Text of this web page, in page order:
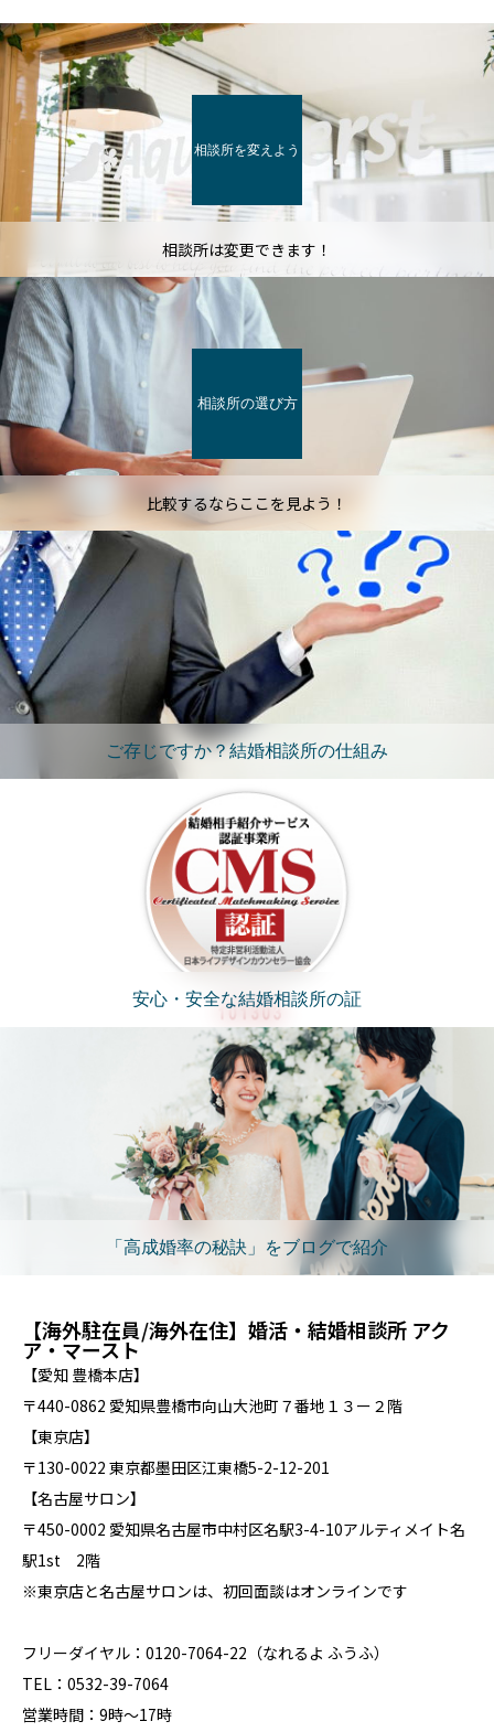
相談所を変えよう
相談所は変更できます！
相談所の選び方
比較するならここを見よう！
ご存じですか？結婚相談所の仕組み
安心・安全な結婚相談所の証
「高成婚率の秘訣」をブログで紹介
【海外駐在員/海外在住】婚活・結婚相談所 アク
ア・マースト
【愛知 豊橋本店】
〒440-0862 愛知県豊橋市向山大池町７番地１３ー２階
【東京店】
〒130-0022 東京都墨田区江東橋5-2-12-201
【名古屋サロン】
〒450-0002 愛知県名古屋市中村区名駅3-4-10アルティメイト名
駅1st 2階
※東京店と名古屋サロンは、初回面談はオンラインです
フリーダイヤル：0120-7064-22（なれるよ ふうふ）
TEL：0532-39-7064
営業時間：9時～17時